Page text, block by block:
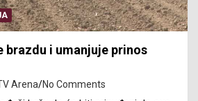
brazdu i umanjuje prinos
Arena No Comments